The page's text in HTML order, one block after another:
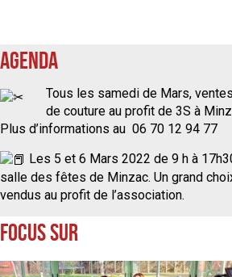
Agenda
Tous les samedi de Mars,
de couture au profit de 3S à
Plus d’informations au 06 70 12 94 77
Les 5 et 6 Mars 2022 de 9 h à
salle des fêtes de Minzac. Un grand
vendus au profit de l’association.
Focus sur